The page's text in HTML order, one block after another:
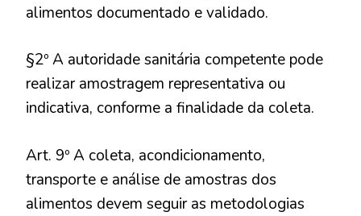
alimentos documentado e validado.
§2º A autoridade sanitária competente pode
realizar amostragem representativa ou
indicativa, conforme a finalidade da coleta.
Art. 9º A coleta, acondicionamento,
transporte e análise de amostras dos
alimentos devem seguir as metodologias